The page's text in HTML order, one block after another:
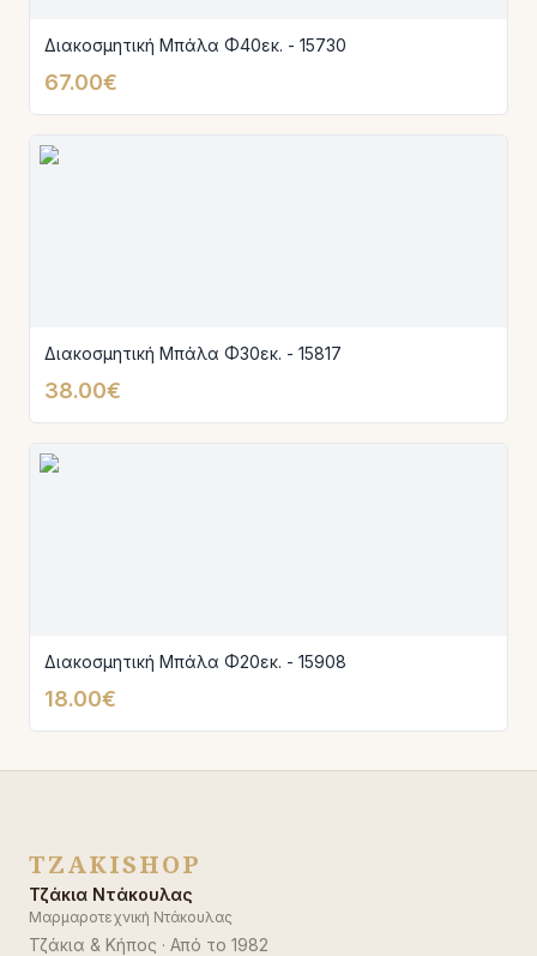
Διακοσμητική Μπάλα Φ40εκ. - 15730
67.00€
Διακοσμητική Μπάλα Φ30εκ. - 15817
38.00€
Διακοσμητική Μπάλα Φ20εκ. - 15908
18.00€
TZAKISHOP
Τζάκια Ντάκουλας
Μαρμαροτεχνική Ντάκουλας
Τζάκια & Κήπος · Από το 1982